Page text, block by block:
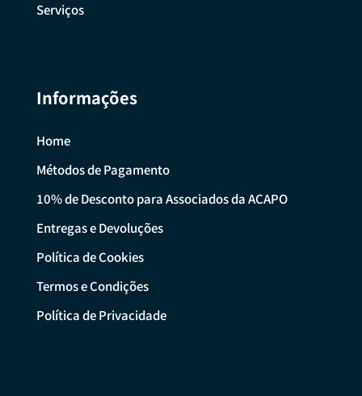
Serviços
Informações
Home
Métodos de Pagamento
10% de Desconto para Associados da ACAPO
Entregas e Devoluções
Política de Cookies
Termos e Condições
Política de Privacidade